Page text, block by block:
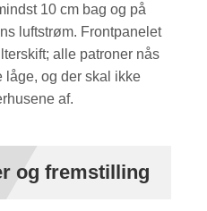
10 cm bag og på
luftstrøm. Frontpanelet
alle patroner nås
låge, og der skal ikke
af.
og fremstilling